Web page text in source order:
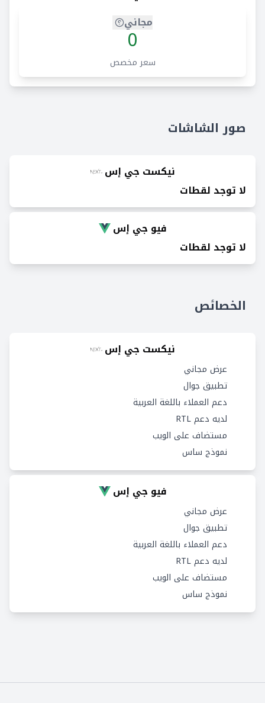
مجاني
0
سعر مخصص
صور الشاشات
نيكست جي إس
لا توجد لقطات
فيو جي إس
لا توجد لقطات
الخصائص
نيكست جي إس
عرض مجاني
تطبيق جوال
دعم العملاء باللغة العربية
لديه دعم RTL
مستضاف على الويب
نموذج ساس
فيو جي إس
عرض مجاني
تطبيق جوال
دعم العملاء باللغة العربية
لديه دعم RTL
مستضاف على الويب
نموذج ساس